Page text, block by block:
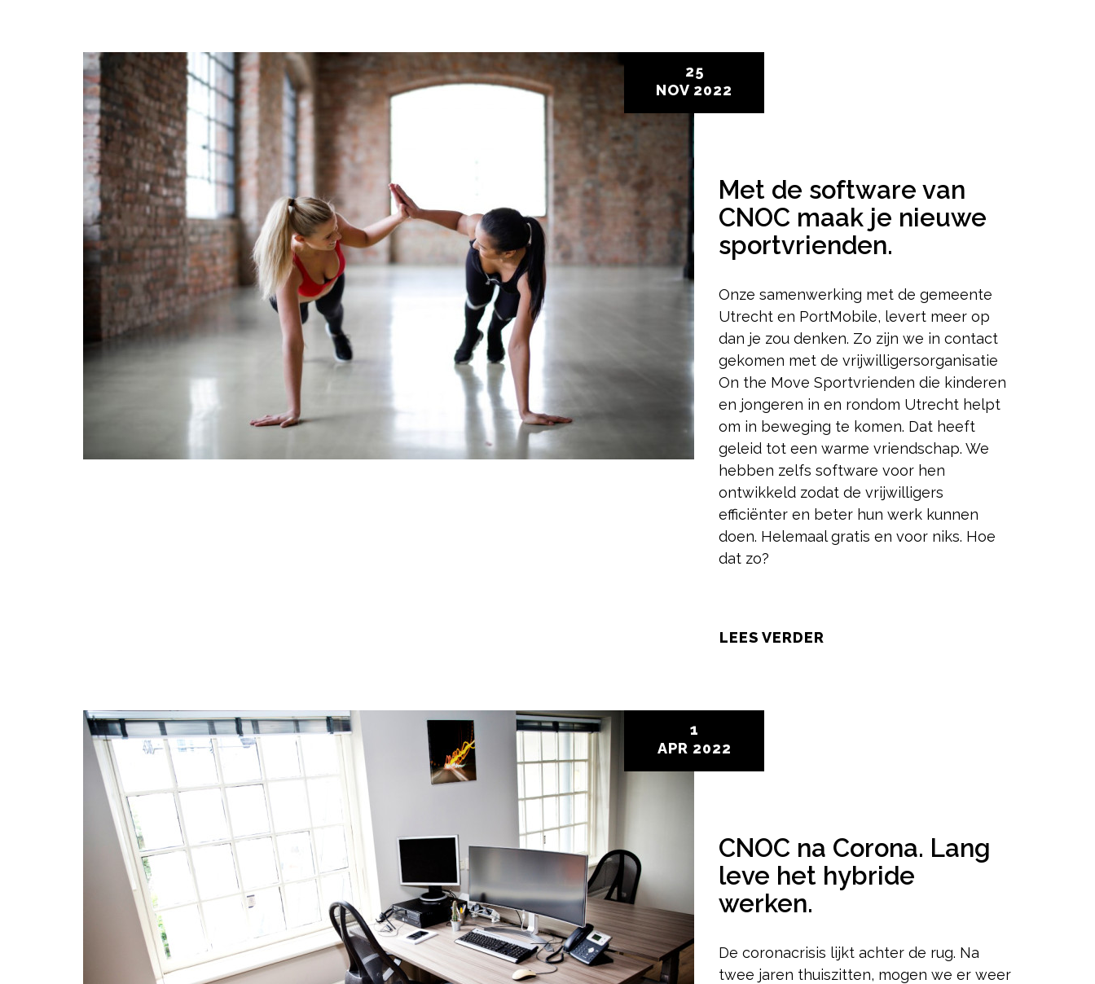
25
NOV 2022
Met de software van
CNOC maak je nieuwe
sportvrienden.
Onze samenwerking met de gemeente
Utrecht en PortMobile, levert meer op
dan je zou denken. Zo zijn we in contact
gekomen met de vrijwilligersorganisatie
On the Move Sportvrienden die kinderen
en jongeren in en rondom Utrecht helpt
om in beweging te komen. Dat heeft
geleid tot een warme vriendschap. We
hebben zelfs software voor hen
ontwikkeld zodat de vrijwilligers
efficiënter en beter hun werk kunnen
doen. Helemaal gratis en voor niks. Hoe
dat zo?
LEES VERDER
1
APR 2022
CNOC na Corona. Lang
leve het hybride
werken.
De coronacrisis lijkt achter de rug. Na
twee jaren thuiszitten, mogen we er weer